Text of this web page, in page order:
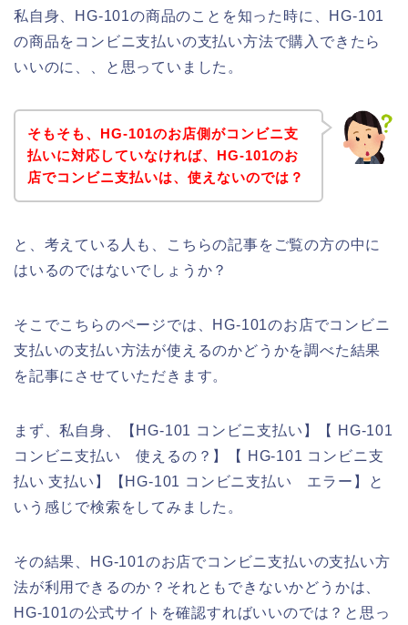
私自身、HG-101の商品のことを知った時に、HG-101
の商品をコンビニ支払いの支払い方法で購入できたら
いいのに、、と思っていました。
そもそも、HG-101のお店側がコンビニ支
払いに対応していなければ、HG-101のお
店でコンビニ支払いは、使えないのでは？
と、考えている人も、こちらの記事をご覧の方の中に
はいるのではないでしょうか？
そこでこちらのページでは、HG-101のお店でコンビニ
支払いの支払い方法が使えるのかどうかを調べた結果
を記事にさせていただきます。
まず、私自身、【HG-101 コンビニ支払い】【 HG-101
コンビニ支払い 使えるの？】【 HG-101 コンビニ支
払い 支払い】【HG-101 コンビニ支払い エラー】と
いう感じで検索をしてみました。
その結果、HG-101のお店でコンビニ支払いの支払い方
法が利用できるのか？それともできないかどうかは、
HG-101の公式サイトを確認すればいいのでは？と思っ